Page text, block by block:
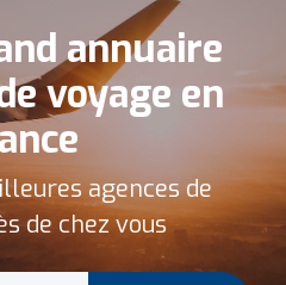
annuaire
voyage en
agences de
de chez vous